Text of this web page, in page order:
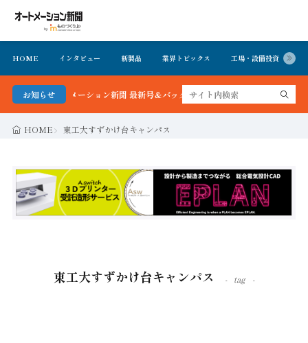
HOME インタビュー 新製品 業界トピックス 工場・設備投資
お知らせ
！オートメーション新聞 最新号＆バックナンバーを無料で公開中 詳細はこちら
HOME 東工大すずかけ台キャンパス
東工大すずかけ台キャンパス tag